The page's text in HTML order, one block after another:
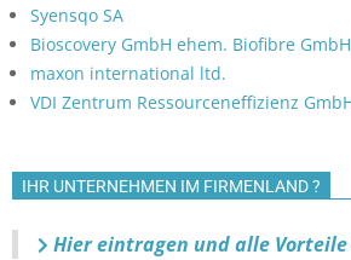
Syensqo SA
Bioscovery GmbH ehem. Biofibre GmbH
maxon international ltd.
VDI Zentrum Ressourceneffizienz
IHR UNTERNEHMEN IM FIRMENLAND ?
Hier eintragen und alle